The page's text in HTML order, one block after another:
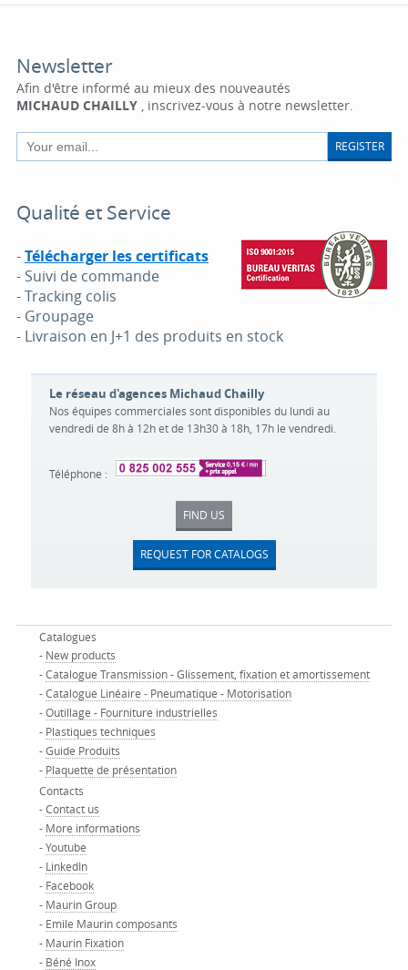
Newsletter
Afin d'être informé au mieux des nouveautés
MICHAUD CHAILLY, inscrivez-vous à notre newsletter.
REGISTER
Qualité et Service
-Télécharger les certificats
- Suivi de commande
- Tracking colis
- Groupage
- Livraison en J+1 des produits en stock
Le réseau d'agences Michaud Chailly
Nos équipes commerciales sont disponibles du lundi au
vendredi de 8h à 12h et de 13h30 à 18h, 17h le vendredi.
Téléphone :
FIND US
REQUEST FOR CATALOGS
Catalogues
- New products
-Catalogue Transmission - Glissement, fixation et amortissement
-Catalogue Linéaire - Pneumatique - Motorisation
-Outillage - Fourniture industrielles
- Plastiques techniques
-Guide Produits
- Plaquette de présentation
Contacts
-Contact us
- More informations
-Youtube
- LinkedIn
- Facebook
- Maurin Group
- Emile Maurin composants
- Maurin Fixation
- Béné Inox